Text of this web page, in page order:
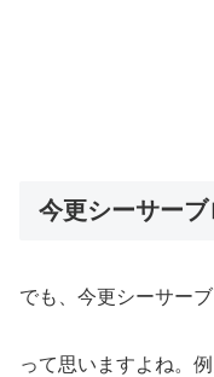
今更シーサー
でも、今更シーサー
って思いますよね。